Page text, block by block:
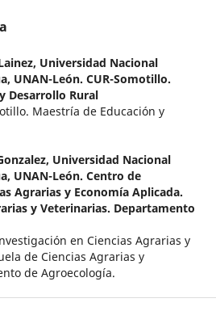
Universidad Nacional
UNAN-León. CUR-Somotillo.
Desarrollo Rural
Maestría de Educación y
Universidad Nacional
UNAN-León. Centro de
Agrarias y Economía Aplicada.
y Veterinarias. Departamento
en Ciencias Agrarias y
de Ciencias Agrarias y
de Agroecología.